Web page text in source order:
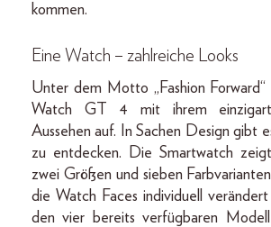
kommen.
Eine Watch – zahlreiche Looks
Unter dem Motto „Fashion
Watch GT 4 mit ihrem
Aussehen auf. In Sachen Design gibt
zu entdecken. Die Smartwatch
zwei Größen und sieben
die Watch Faces individuell
den vier bereits verfügbaren